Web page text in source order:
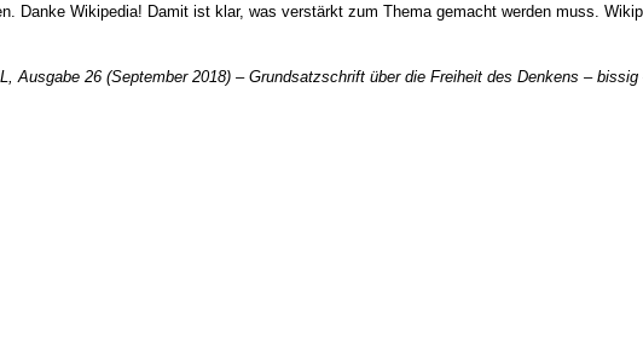
Danke Wikipedia! Damit ist klar, was verstärkt zum Thema gemacht werden muss.
Ausgabe 26 (September 2018) – Grundsatzschrift über die Freiheit des Denkens –